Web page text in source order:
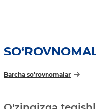
Barcha so‘rovnomalar